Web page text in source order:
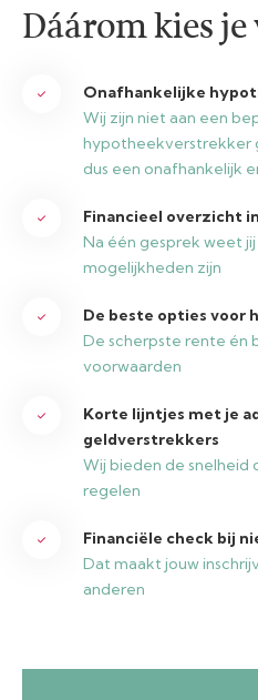
Dáárom kies
Onafhankelijke
Wij zijn niet aan een
hypotheekverstrekker
dus een onafhankelijk
Financieel overzicht
Na één gesprek weet
mogelijkheden zijn
De beste opties voor
De scherpste rente én
voorwaarden
Korte lijntjes met je
geldverstrekkers
Wij bieden de snelheid
regelen
Financiële check bij
Dat maakt jouw
anderen